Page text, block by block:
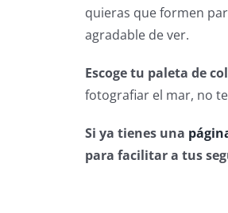
quieras que formen
agradable de ver.
Escoge tu paleta de
fotografiar el mar, no
Si ya tienes una
para facilitar a tus